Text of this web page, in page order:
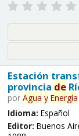
Estación
provincia de
por Agua y Energía
Idioma: Español
Editor: Buenos